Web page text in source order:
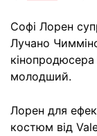
Софі Лорен
Лучано
молодший.
Лорен для
костюм від